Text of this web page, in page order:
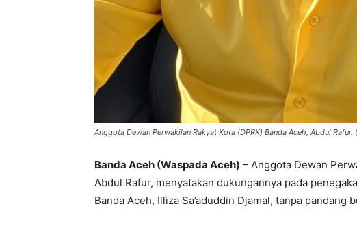
Anggota Dewan Perwakilan Rakyat Kota (DPRK) Banda Aceh, Abdul Rafur.
Banda Aceh (Waspada Aceh) – Anggota Dewan
Abdul Rafur, menyatakan dukungannya pada
Banda Aceh, Illiza Sa’aduddin Djamal, tanpa pandang